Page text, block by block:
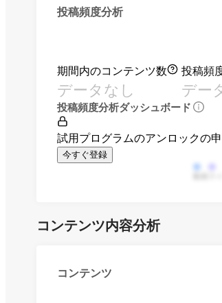
投稿頻度分析
期間内のコンテンツ数
データなし
投稿頻
デー
投稿頻度分析ダッシュボード
試用プログラムのアンロックの申
今すぐ登録
コンテンツ内容分析
コンテンツ